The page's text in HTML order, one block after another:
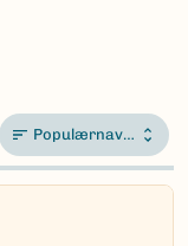
Populærnavn A-Å